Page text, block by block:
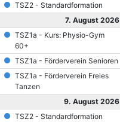
TSZ2 - Standardformation
7. August 2026
TSZ1a - Kurs: Physio-Gym
60+
TSZ1a - Förderverein Senioren
TSZ1a - Förderverein Freies
Tanzen
9. August 2026
TSZ2 - Standardformation